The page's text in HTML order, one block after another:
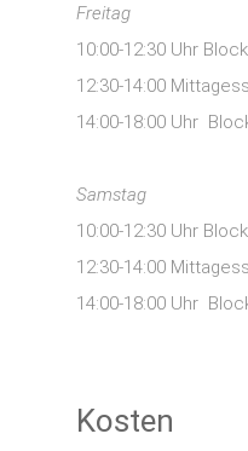
Freitag
10:00-12:30 Uhr
12:30-14:00
14:00-18:00 Uhr
Samstag
10:00-12:30 Uhr
12:30-14:00
14:00-18:00 Uhr
Kosten